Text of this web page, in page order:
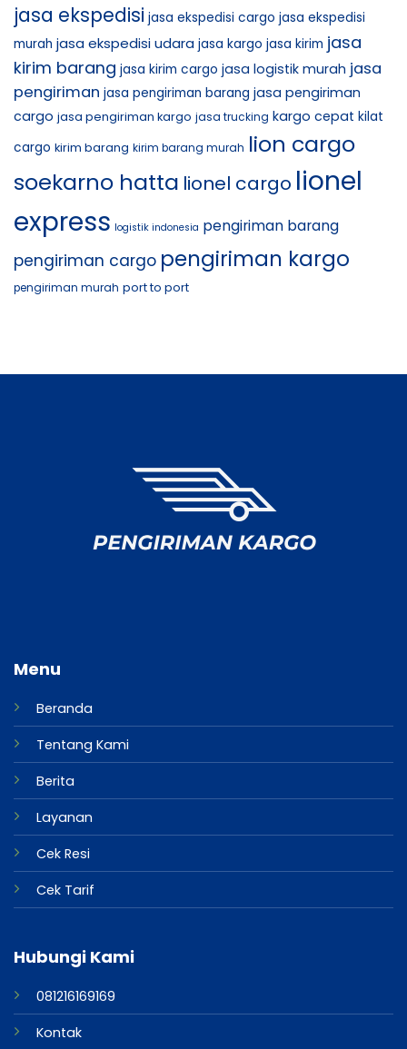
jasa ekspedisi jasa ekspedisi cargo jasa ekspedisi
murah jasa ekspedisi udara jasa kargo jasa kirim jasa
kirim barang jasa kirim cargo jasa logistik murah jasa
pengiriman jasa pengiriman barang jasa pengiriman
cargo jasa pengiriman kargo jasa trucking kargo cepat kilat
cargo kirim barang kirim barang murah lion cargo
soekarno hatta lionel cargo lionel
express logistik indonesia pengiriman barang
pengiriman cargo pengiriman kargo
pengiriman murah port to port
Menu
Beranda
Tentang Kami
Berita
Layanan
Cek Resi
Cek Tarif
Hubungi Kami
081216169169
Kontak